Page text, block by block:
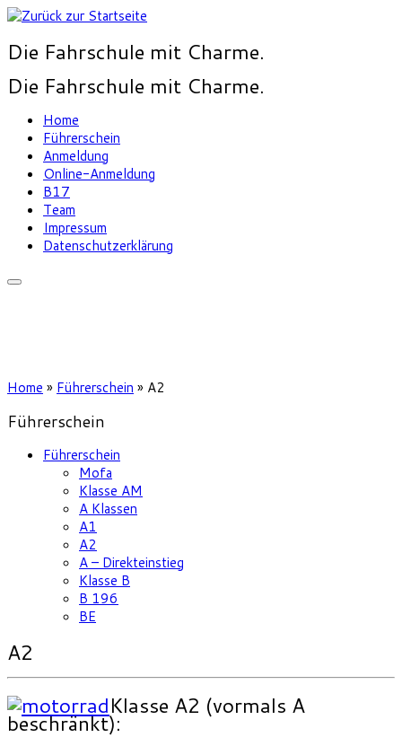
Die Fahrschule mit Charme.
Die Fahrschule mit Charme.
Home
Führerschein
Anmeldung
Online-Anmeldung
B17
Team
Impressum
Datenschutzerklärung
Home » Führerschein » A2
Führerschein
Führerschein
Mofa
Klasse AM
A Klassen
A1
A2
A – Direkteinstieg
Klasse B
B 196
BE
A2
Klasse A2 (vormals A
beschränkt):